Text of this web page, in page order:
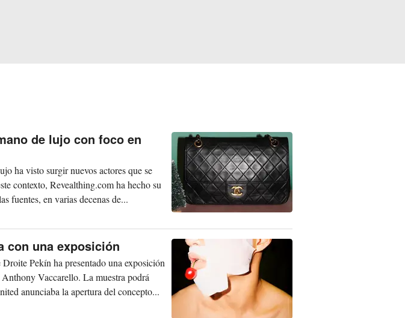
de lujo con foco en
ha visto surgir nuevos actores que se
contexto, Revealthing.com ha hecho su
fuentes, en varias decenas de...
con una exposición
Pekín ha presentado una exposición
Vaccarello. La muestra podrá
anunciaba la apertura del concepto...